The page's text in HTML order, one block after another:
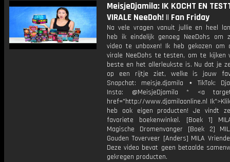
MeisjeDjamila: IK KOCHT EN
VIRALE NeeDoh! || Fan Friday
Na vele vragen vanuit jullie en heel
heb ik eindelijk genoeg NeeDohs om
video te unboxen! Ik heb gekozen om
virale NeeDohs te testen, om te kijken
beste en het allerleukste is. Nu dat je
op een rijtje ziet, welke is jouw
Snapchat: meisje.djamila ⋆ TikTok:
Insta: @MeisjeDjamila * <a
href="http://www.djamilaonline.nl
heb ook eigen producten! Je vindt
favoriete boekenwinkel. [Boek 1]
Magische Dromenvanger [Boek 2]
Gouden Toverveer [Anders] MILA
Deze video bevat geen betaalde
gekregen producten.